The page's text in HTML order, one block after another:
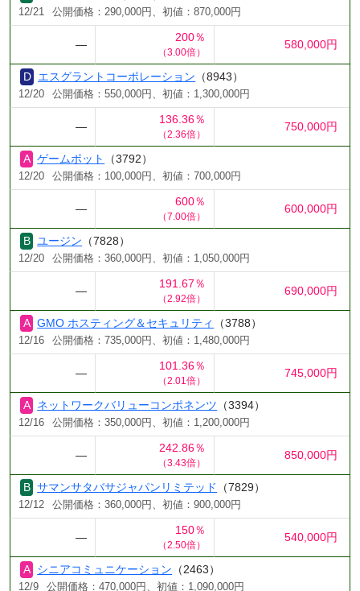
12/21 公開価格：290,000円、初値：870,000円
―
200％
（3.00倍）
580,000円
エスグラントコーポレーション （8943）
12/20 公開価格：550,000円、初値：1,300,000円
―
136.36％
（2.36倍）
750,000円
ゲームポット （3792）
12/20 公開価格：100,000円、初値：700,000円
―
600％
（7.00倍）
600,000円
ユージン （7828）
12/20 公開価格：360,000円、初値：1,050,000円
―
191.67％
（2.92倍）
690,000円
GMO ホスティング＆セキュリティ （3788）
12/16 公開価格：735,000円、初値：1,480,000円
―
101.36％
（2.01倍）
745,000円
ネットワークバリューコンポネンツ （3394）
12/16 公開価格：350,000円、初値：1,200,000円
―
242.86％
（3.43倍）
850,000円
サマンサタバサジャパンリミテッド （7829）
12/12 公開価格：360,000円、初値：900,000円
―
150％
（2.50倍）
540,000円
シニアコミュニケーション （2463）
12/9 公開価格：470,000円、初値：1,090,000円